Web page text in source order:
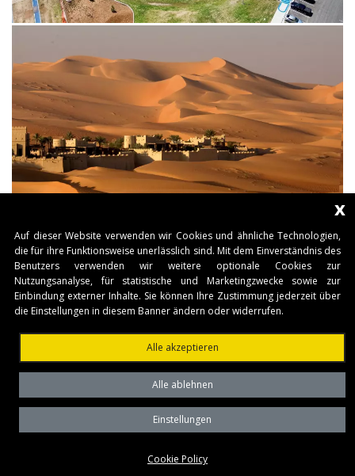
x
Auf dieser Website verwenden wir Cookies und ähnliche Technologien,
die für ihre Funktionsweise unerlässlich sind. Mit dem Einverständnis des
Benutzers verwenden wir weitere optionale Cookies zur
Nutzungsanalyse, für statistische und Marketingzwecke sowie zur
Einbindung externer Inhalte. Sie können Ihre Zustimmung jederzeit über
die Einstellungen in diesem Banner ändern oder widerrufen.
Alle akzeptieren
Alle ablehnen
Einstellungen
Cookie Policy